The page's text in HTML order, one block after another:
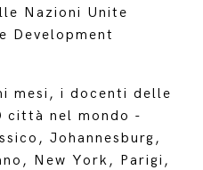
Nazioni Unite
Development
mesi, i docenti delle
città nel mondo -
Johannesburg,
New York, Parigi,